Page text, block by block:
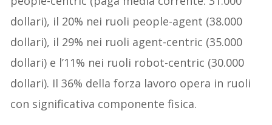
dollari), il 20% nei ruoli people-agent (38.000
dollari), il 29% nei ruoli agent-centric (35.000
dollari) e l’11% nei ruoli robot-centric (30.000
dollari). Il 36% della forza lavoro opera in ruoli
con significativa componente fisica.